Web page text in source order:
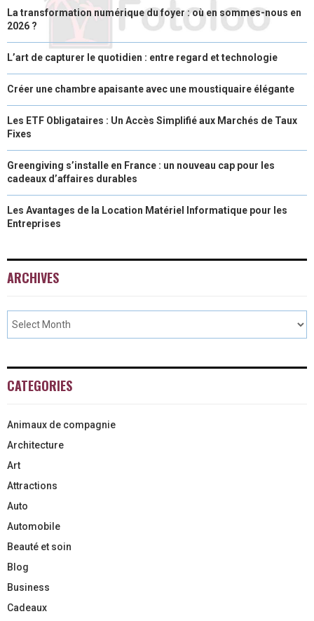
La transformation numérique du foyer : où en sommes-nous en
2026 ?
L’art de capturer le quotidien : entre regard et technologie
Créer une chambre apaisante avec une moustiquaire élégante
Les ETF Obligataires : Un Accès Simplifié aux Marchés de Taux
Fixes
Greengiving s’installe en France : un nouveau cap pour les
cadeaux d’affaires durables
Les Avantages de la Location Matériel Informatique pour les
Entreprises
ARCHIVES
CATEGORIES
Animaux de compagnie
Architecture
Art
Attractions
Auto
Automobile
Beauté et soin
Blog
Business
Cadeaux